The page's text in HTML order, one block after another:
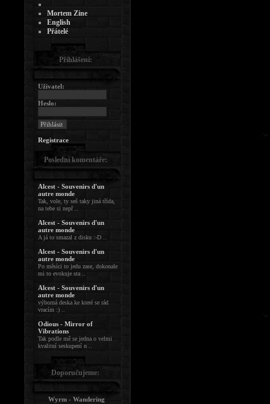
Mortem Zine
English
Přátelé
Přihlášení:
Uživatel:
Heslo:
Registrace
Poslední komentáře:
Alcest - Souvenirs d'un
autre monde
Tak, vole, ty seš taky jiná třída,
na tebe si nepř ..
Alcest - Souvenirs d'un
autre monde
A já to smazal z disku :-D ..
Alcest - Souvenirs d'un
autre monde
Po měsíci to jedu zase, dokonale
mi to evokuje sta ..
Alcest - Souvenirs d'un
autre monde
výborná deska ke které se rád
vracím :) ..
Odious - Mirror of
Vibrations
Tak podle mě se jedna o velmi
kvalitní seskupení n ..
Doporučujeme:
Wyrm - Wandering